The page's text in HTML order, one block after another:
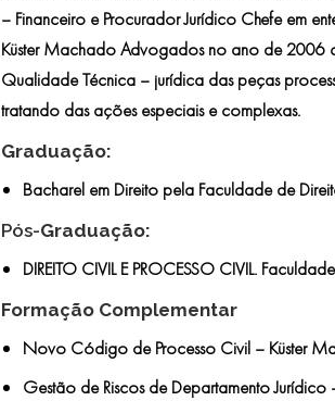
– Financeiro e Procurador Jurídico Chefe em
Küster Machado Advogados no ano de
Qualidade Técnica – jurídica das peças
tratando das ações especiais e complexas.
Graduação:
Bacharel em Direito pela Faculdade de
Pós-Graduação:
DIREITO CIVIL E PROCESSO CIVIL.
Formação Complementar
Novo Código de Processo Civil – Küster
Gestão de Riscos de Departamento Jurídico